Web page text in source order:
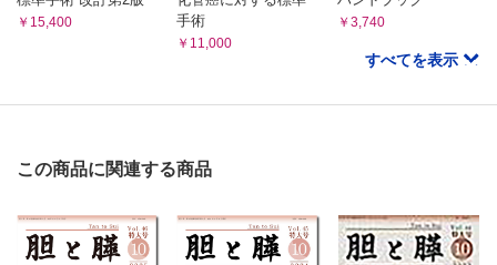
￥15,400
手術
￥11,000
￥3,740
すべてを表示
この商品に関連する商品